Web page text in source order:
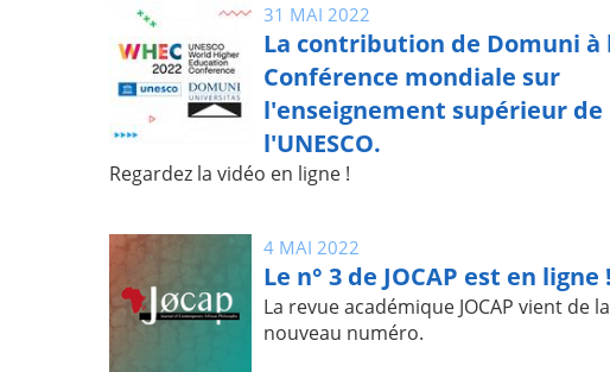
31 MAI 2022
La contribution de Domuni à
Conférence mondiale sur
l'enseignement supérieur de
l'UNESCO.
Regardez la vidéo en ligne !
4 MAI 2022
Le n° 3 de JOCAP est en ligne !
La revue académique JOCAP vient de
nouveau numéro.